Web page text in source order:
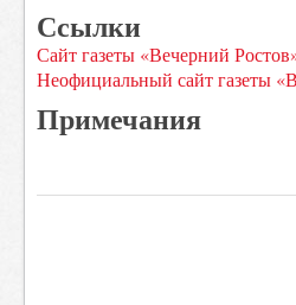
Ссылки
Сайт газеты «Вечерний
Неофициальный сайт газеты
Примечания